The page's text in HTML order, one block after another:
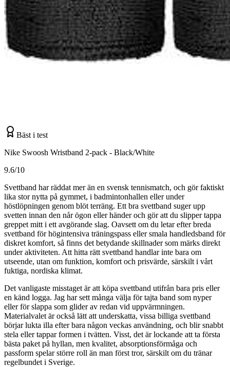
Bäst i test
Nike Swoosh Wristband 2-pack - Black/White
9.6/10
Svettband har räddat mer än en svensk tennismatch, och gör faktiskt
lika stor nytta på gymmet, i badmintonhallen eller under
höstlöpningen genom blöt terräng. Ett bra svettband suger upp
svetten innan den når ögon eller händer och gör att du slipper tappa
greppet mitt i ett avgörande slag. Oavsett om du letar efter breda
svettband för högintensiva träningspass eller smala handledsband för
diskret komfort, så finns det betydande skillnader som märks direkt
under aktiviteten. Att hitta rätt svettband handlar inte bara om
utseende, utan om funktion, komfort och prisvärde, särskilt i vårt
fuktiga, nordiska klimat.
Det vanligaste misstaget är att köpa svettband utifrån bara pris eller
en känd logga. Jag har sett många välja för tajta band som nyper
eller för slappa som glider av redan vid uppvärmningen.
Materialvalet är också lätt att underskatta, vissa billiga svettband
börjar lukta illa efter bara någon veckas användning, och blir snabbt
stela eller tappar formen i tvätten. Visst, det är lockande att ta första
bästa paket på hyllan, men kvalitet, absorptionsförmåga och
passform spelar större roll än man först tror, särskilt om du tränar
regelbundet i Sverige.